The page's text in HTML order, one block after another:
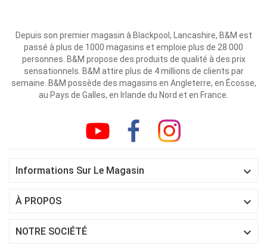
Depuis son premier magasin à Blackpool, Lancashire, B&M est
passé à plus de 1000 magasins et emploie plus de 28 000
personnes. B&M propose des produits de qualité à des prix
sensationnels. B&M attire plus de 4 millions de clients par
semaine. B&M possède des magasins en Angleterre, en Écosse,
au Pays de Galles, en Irlande du Nord et en France.
Informations Sur Le Magasin 
À PROPOS 
NOTRE SOCIÉTÉ 